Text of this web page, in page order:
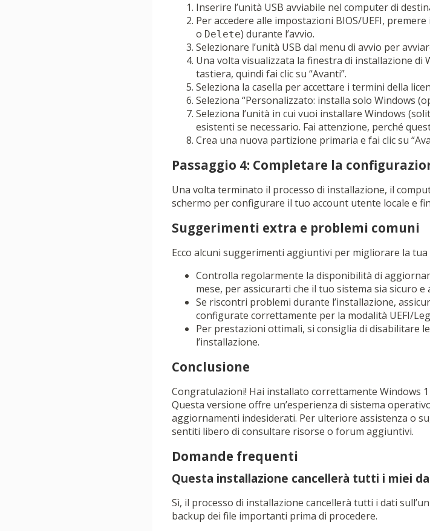
Inserire l’unità USB avviabile nel computer di
Per accedere alle impostazioni BIOS/UEFI,
o Delete) durante l’avvio.
Selezionare l’unità USB dal menu di avvio per
Una volta visualizzata la finestra di installazione di
tastiera, quindi fai clic su “Avanti”.
Seleziona la casella per accettare i termini della
Seleziona “Personalizzato: installa solo Windows
Seleziona l’unità in cui vuoi installare Windows
esistenti se necessario. Fai attenzione, perché
Crea una nuova partizione primaria e fai clic su
Passaggio 4: Completare la
Una volta terminato il processo di installazione, il
schermo per configurare il tuo account utente locale e
Suggerimenti extra e problemi comuni
Ecco alcuni suggerimenti aggiuntivi per migliorare la tua
Controlla regolarmente la disponibilità di
mese, per assicurarti che il tuo sistema sia sicuro e
Se riscontri problemi durante l’installazione,
configurate correttamente per la modalità UEFI/
Per prestazioni ottimali, si consiglia di disabilitare
l’installazione.
Conclusione
Congratulazioni! Hai installato correttamente Windows
Questa versione offre un’esperienza di sistema
aggiornamenti indesiderati. Per ulteriore assistenza o
sentiti libero di consultare risorse o forum aggiuntivi.
Domande frequenti
Questa installazione cancellerà tutti i miei
Sì, il processo di installazione cancellerà tutti i dati
backup dei file importanti prima di procedere.